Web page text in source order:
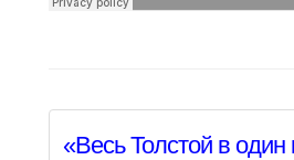
«Весь Толстой в